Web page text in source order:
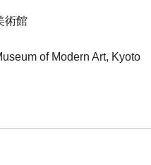
術館
of Modern Art, Kyoto